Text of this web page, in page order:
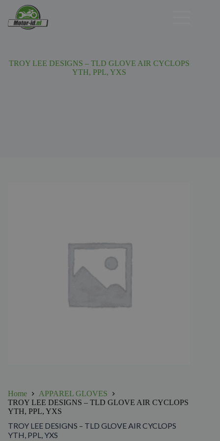
TROY LEE DESIGNS – TLD GLOVE AIR CYCLOPS
YTH, PPL, YXS
Home
APPAREL GLOVES
TROY LEE DESIGNS – TLD GLOVE AIR CYCLOPS
YTH, PPL, YXS
TROY LEE DESIGNS – TLD GLOVE AIR CYCLOPS
YTH, PPL, YXS